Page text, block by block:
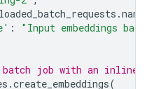
.name
:
"Input embeddings
batch job with an inline
.create_embeddings(